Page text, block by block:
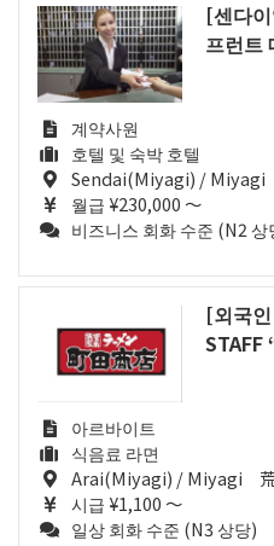
[센다
프런트
계약사원
호텔 및 숙박 호텔
Sendai(Miyagi) / Miyagi
월급 ¥230,000 ～
비즈니스 회화 수준 (N2 상
[외국
STAFF
아르바이트
식음료 라면
Arai(Miyagi) / Miyagi 荒
시급 ¥1,100 ～
일상 회화 수준 (N3 상당)